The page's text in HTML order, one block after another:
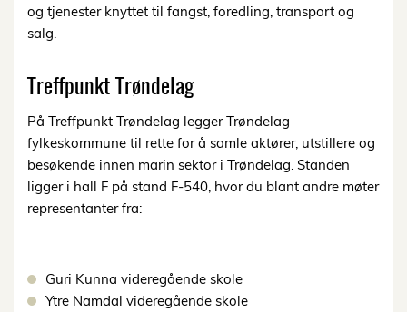
og tjenester knyttet til fangst, foredling, transport og
salg.
Treffpunkt Trøndelag
På Treffpunkt Trøndelag legger Trøndelag
fylkeskommune til rette for å samle aktører, utstillere og
besøkende innen marin sektor i Trøndelag. Standen
ligger i hall F på stand F-540, hvor du blant andre møter
representanter fra:
Guri Kunna videregående skole
Ytre Namdal videregående skole